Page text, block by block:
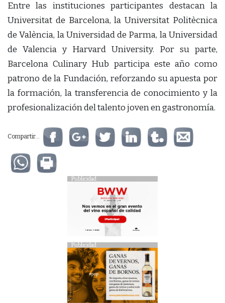
Entre las instituciones participantes destacan la
Universitat de Barcelona, la Universitat Politècnica
de València, la Universidad de Parma, la Universidad
de Valencia y Harvard University. Por su parte,
Barcelona Culinary Hub participa este año como
patrono de la Fundación, reforzando su apuesta por
la formación, la transferencia de conocimiento y la
profesionalización del talento joven en gastronomía.
Compartir...
Publicidad
Publicidad